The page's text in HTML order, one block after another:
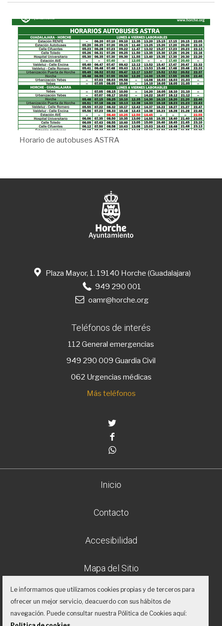
Horario de autobuses ASTRA
Plaza Mayor, 1. 19140 Horche (Guadalajara)
949 290 001
oamr@horche.org
Teléfonos de interés
112 General emergencias
949 290 009 Guardia Civil
062 Urgencias médicas
Más teléfonos
Inicio
Contacto
Accesibilidad
Mapa del Sitio
Aviso legal
Política de privacidad
Le informamos que utilizamos cookies propias y de terceros para
ofrecer un mejor servicio, deacuerdo con sus hábitos de
navegación. Puede consultar nuestra Pólitica de Cookies aquí: